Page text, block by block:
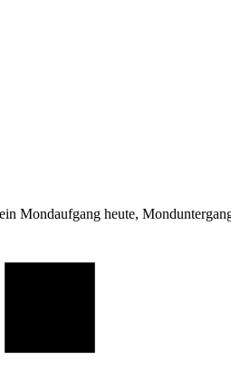
Mondaufgang heute,